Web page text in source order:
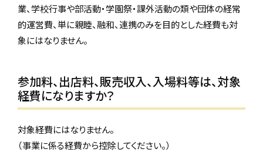
業、学校行事や部活動・学園祭・課外活動の類や団体の経常
的運営費、単に親睦、融和、連携のみを目的とした経費も対
象にはなりません。
参加料、出店料、販売収入、入場料等は、対象
経費になりますか？
対象経費にはなりません。
（事業に係る経費から控除してください。）